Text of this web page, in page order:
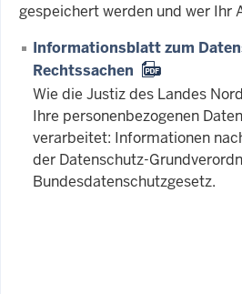
gespeichert werden und wer Ihr
Informationsblatt zum
Rechtssachen
Wie die Justiz des Landes
Ihre personenbezogenen
verarbeitet: Informationen
der Datenschutz-
Bundesdatenschutzgesetz.